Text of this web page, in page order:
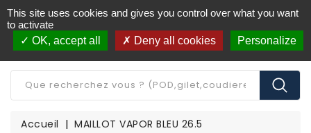
Livraison offerte à partir de 250€ d'achat (*)
CATÉGORIE
Accueil MAILLOT VAPOR BLEU 26.5
This site uses cookies and gives you control over what you want
to activate
OK, accept all
Deny all cookies Personalize